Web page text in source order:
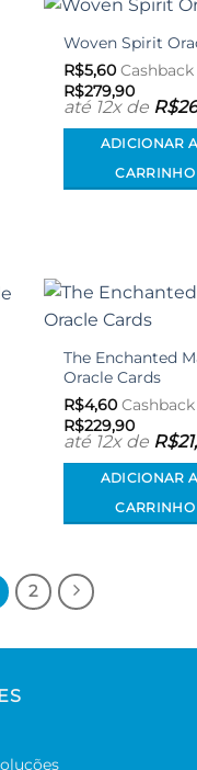
Woven Spirit
R$5,60Cashback
R$279,90
até 12x de R$
ADICIONAR
CARRINHO
The Enchanted
Oracle Cards
R$4,60Cashback
R$229,90
até 12x de R$
ADICIONAR
CARRINHO
2